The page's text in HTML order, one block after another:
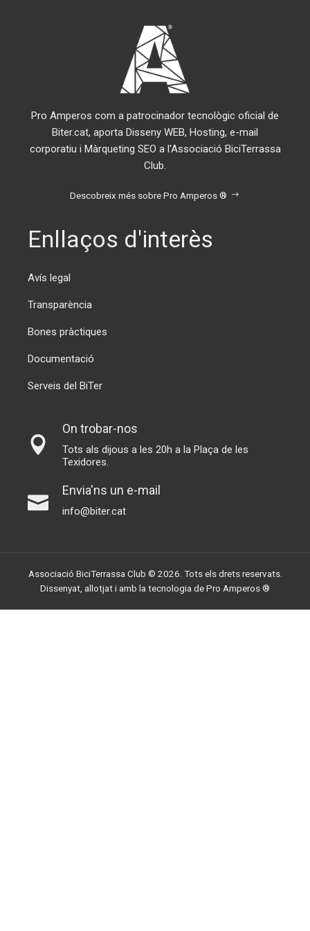
Pro Amperos com a patrocinador tecnològic oficial de
Biter.cat, aporta Disseny WEB, Hosting, e-mail
corporatiu i Màrqueting SEO a l'Associació BiciTerrassa
Club.
Descobreix més sobre Pro Amperos ®
Enllaços d'interès
Avís legal
Transparència
Bones pràctiques
Documentació
Serveis del BiTer
On trobar-nos
Tots als dijous a les 20h a la Plaça de les
Texidores.
Envia'ns un e-mail
info@biter.cat
Associació BiciTerrassa Club © 2026. Tots els drets reservats.
Dissenyat, allotjat i amb la tecnologia dePro Amperos ®